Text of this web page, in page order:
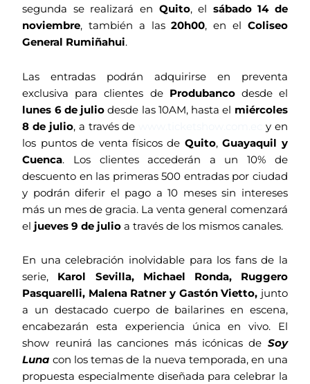
segunda se realizará en Quito, el sábado 14 de
noviembre, también a las20h00, en el Coliseo
General Rumiñahui.
Las entradas podrán adquirirse en preventa
exclusiva para clientes de Produbancodesde el
lunes 6 de julio desde las 10AM, hasta el miércoles
8 de julio, a través de
y en
los puntos de venta físicos de Quito,Guayaquil y
Cuenca. Los clientes accederán a un 10% de
descuento en las primeras 500 entradas por ciudad
y podrán diferir el pago a 10 meses sin intereses
más un mes de gracia. La venta general comenzará
el jueves 9 de julioa través de los mismos canales.
En una celebración inolvidable para los fans de la
serie, Karol Sevilla, Michael Ronda, Ruggero
Pasquarelli, Malena Ratner y Gastón Vietto, junto
a un destacado cuerpo de bailarines en escena,
encabezarán esta experiencia única en vivo. El
show reunirá las canciones más icónicas de Soy
Luna con los temas de la nueva temporada, en una
propuesta especialmente diseñada para celebrar la